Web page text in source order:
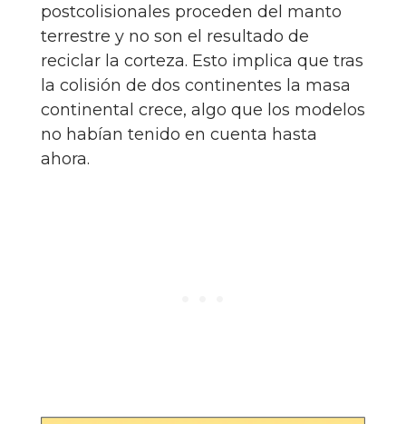
postcolisionales proceden del manto
terrestre y no son el resultado de
reciclar la corteza. Esto implica que tras
la colisión de dos continentes la masa
continental crece, algo que los modelos
no habían tenido en cuenta hasta
ahora.